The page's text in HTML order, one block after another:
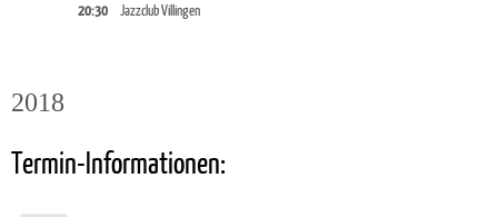
20:30 Jazzclub Villingen
2018
Termin-Informationen: